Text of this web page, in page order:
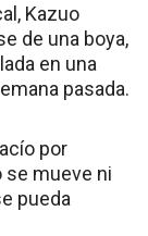
Kazuo
de una boya,
en una
pasada.
por
se mueve ni
pueda